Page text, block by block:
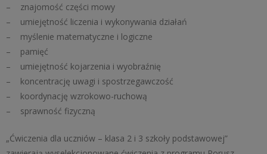
– znajomość części mowy
– umiejętność liczenia i wykonywania działań
– myślenie matematyczne i logiczne
– pamięć
– umiejętność kojarzenia i wyobraźnię
– koncentrację uwagi i spostrzegawczość
– koordynację wzrokowo-ruchową
– sprawność fizyczną
„Ćwiczenia dla uczniów – klasa 2 i 3 szkoły podstawowej”